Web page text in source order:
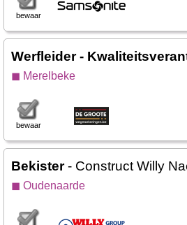
bewaar
Werfleider -
◼ Merelbeke
bewaar
Bekister- Construct Willy
◼ Oudenaarde